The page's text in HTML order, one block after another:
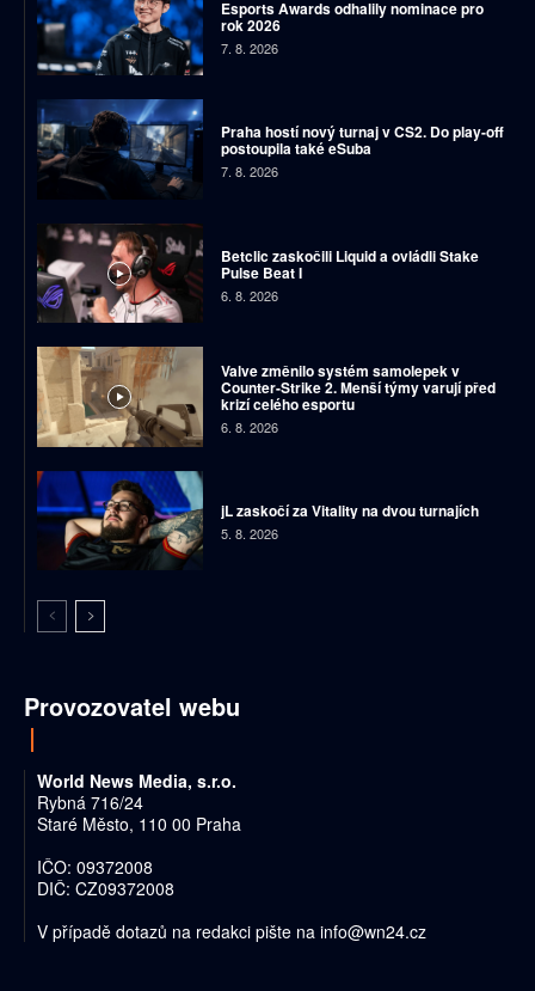
Esports Awards odhalily nominace pro
rok 2026
7. 8. 2026
Praha hostí nový turnaj v CS2. Do play-off
postoupila také eSuba
7. 8. 2026
Betclic zaskočili Liquid a ovládli Stake
Pulse Beat I
6. 8. 2026
Valve změnilo systém samolepek v
Counter-Strike 2. Menší týmy varují před
krizí celého esportu
6. 8. 2026
jL zaskočí za Vitality na dvou turnajích
5. 8. 2026
Provozovatel webu
World News Media, s.r.o.
Rybná 716/24
Staré Město, 110 00 Praha
IČO: 09372008
DIČ: CZ09372008
V případě dotazů na redakci pište na info@wn24.cz